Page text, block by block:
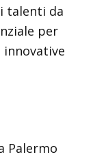
talenti da
per
Palermo